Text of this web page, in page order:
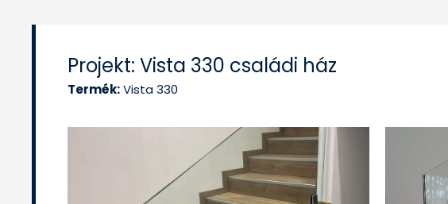
Projekt: Vista 330 családi ház
Termék:Vista 330